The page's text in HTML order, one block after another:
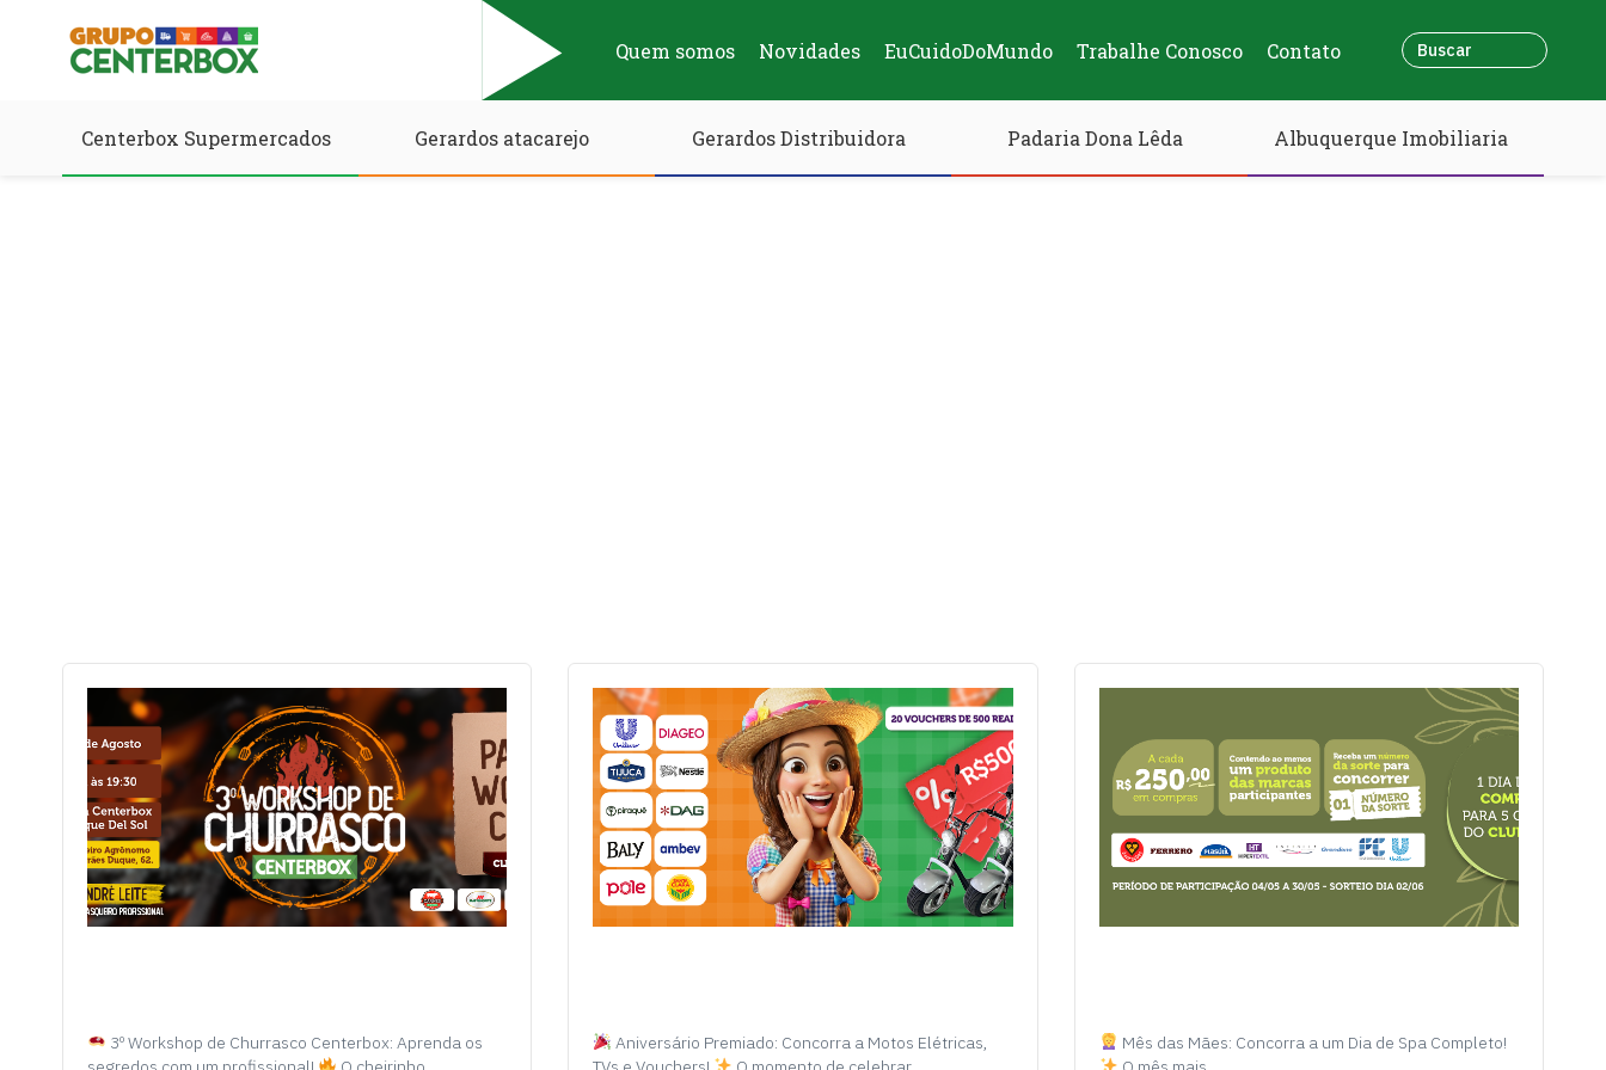
Quem somos Novidades EuCuidoDoMundo Trabalhe Conosco Contato
Centerbox Supermercados Gerardos atacarejo Gerardos Distribuidora Padaria Dona Lêda Albuquerque Imobiliaria
3º Workshop de Churrasco Centerbox: Aprenda os
Aniversário Premiado: Concorra a Motos Elétricas,
Mês das Mães: Concorra a um Dia de Spa Completo!